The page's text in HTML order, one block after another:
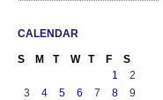
CALENDAR
S M T W T F
S
1
2
3
4 5 6 7 8
9